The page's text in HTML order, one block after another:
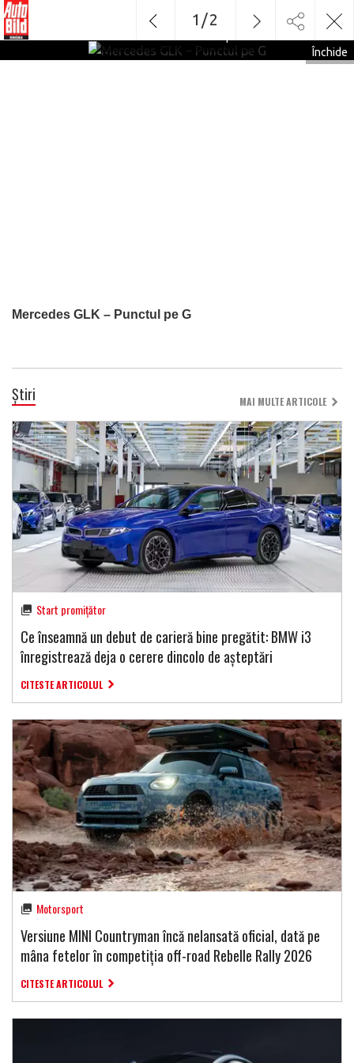
Mercedes GLK – Punctul pe G
Închide
1 /2
Știri MAI MULTE ARTICOLE
Start promițător
Ce înseamnă un debut de carieră bine pregătit: BMW i3
înregistrează deja o cerere dincolo de așteptări
CITESTE ARTICOLUL
Motorsport
Versiune MINI Countryman încă nelansată oficial, dată pe
mâna fetelor în competiția off-road Rebelle Rally 2026
CITESTE ARTICOLUL